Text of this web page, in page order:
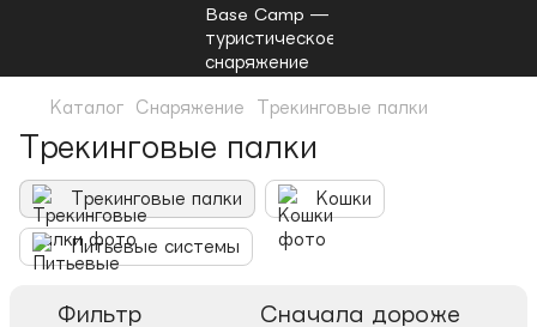
Каталог Снаряжение Трекинговые палки
Трекинговые палки
Трекинговые палки Кошки
Питьевые системы
Фильтр Сначала дороже